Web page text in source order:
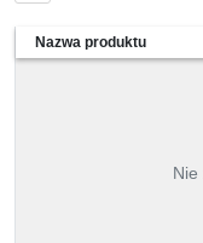
Nazwa produktu
Nie